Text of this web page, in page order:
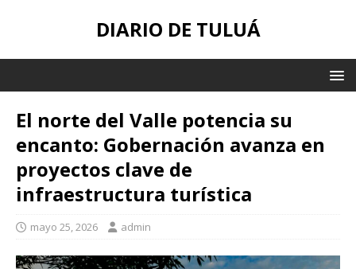
DIARIO DE TULUÁ
El norte del Valle potencia su
encanto: Gobernación avanza en
proyectos clave de
infraestructura turística
mayo 25, 2026 admin